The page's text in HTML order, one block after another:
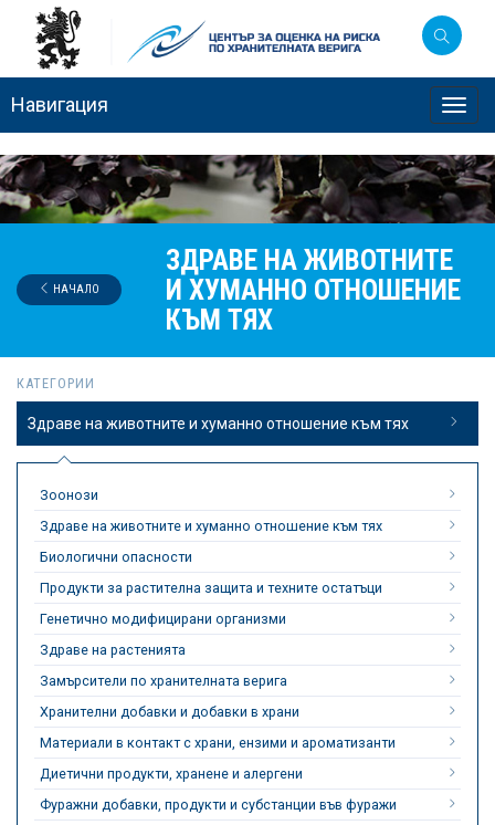
Навигация
ЗДРАВЕ НА ЖИВОТНИТЕ
И ХУМАННО ОТНОШЕНИЕ
КЪМ ТЯХ
НАЧАЛО
КАТЕГОРИИ
Здраве на животните и хуманно отношение към тях
Зоонози
Здраве на животните и хуманно отношение към тях
Биологични опасности
Продукти за растителна защита и техните остатъци
Генетично модифицирани организми
Здраве на растенията
Замърсители по хранителната верига
Хранителни добавки и добавки в храни
Материали в контакт с храни, ензими и ароматизанти
Диетични продукти, хранене и алергени
Фуражни добавки, продукти и субстанции във фуражи